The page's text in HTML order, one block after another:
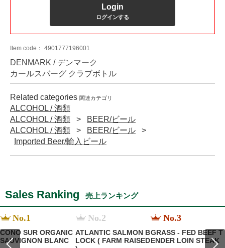
Login
ログインする
Item code： 4901777196001
DENMARK / デンマーク
カールスバーグ クラブボトル
Related categories 関連カテゴリ
ALCOHOL / 酒類
ALCOHOL / 酒類
BEER/ビール
ALCOHOL / 酒類
BEER/ビール
Imported Beer/輸入ビール
Sales Ranking 売上ランキング
No.1
CONO SUR ORGANIC
SAUVIGNON BLANC
No.2
ATLANTIC SALMON B
LOCK ( FARM RAISED
No.3
GRASS - FED BEEF T
ENDER LOIN STEAK